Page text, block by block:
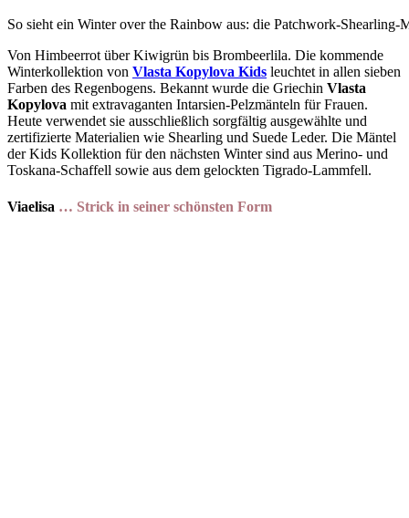
So sieht ein Winter over the Rainbow aus: die Patchwork-
Von Himbeerrot über Kiwigrün bis Brombeerlila. Die kommende
Winterkollektion von Vlasta Kopylova Kids leuchtet in allen sieben
Farben des Regenbogens. Bekannt wurde die Griechin Vlasta
Kopylova mit extravaganten Intarsien-Pelzmänteln für Frauen.
Heute verwendet sie ausschließlich sorgfältig ausgewählte und
zertifizierte Materialien wie Shearling und Suede Leder. Die Mäntel
der Kids Kollektion für den nächsten Winter sind aus Merino- und
Toskana-Schaffell sowie aus dem gelockten Tigrado-Lammfell.
Viaelisa … Strick in seiner schönsten Form